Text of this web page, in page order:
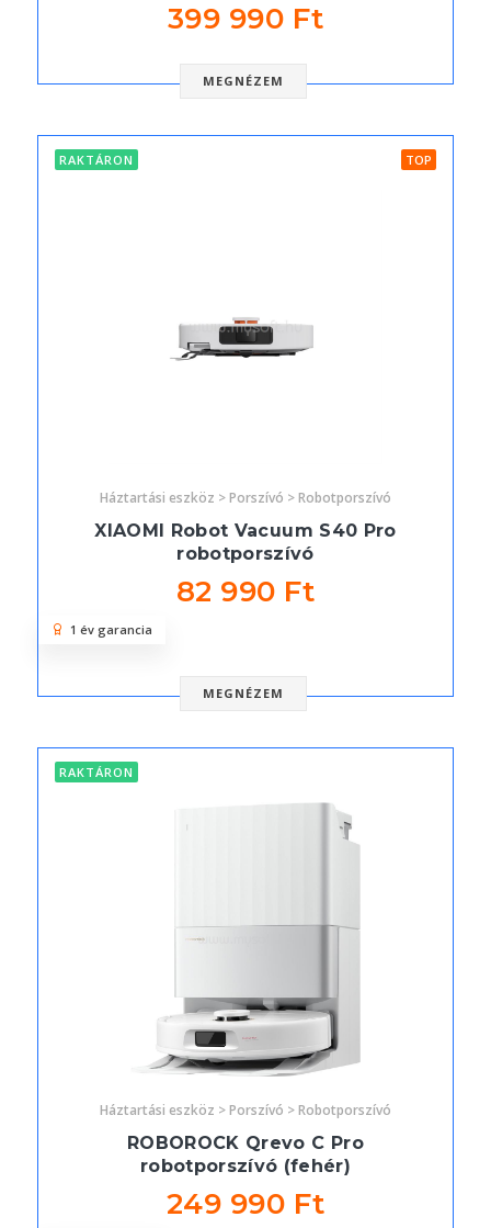
399 990 Ft
MEGNÉZEM
RAKTÁRON TOP
Háztartási eszköz > Porszívó > Robotporszívó
XIAOMI Robot Vacuum S40 Pro
robotporszívó
82 990 Ft
MEGNÉZEM
1 év garancia
RAKTÁRON
Háztartási eszköz > Porszívó > Robotporszívó
ROBOROCK Qrevo C Pro
robotporszívó (fehér)
249 990 Ft